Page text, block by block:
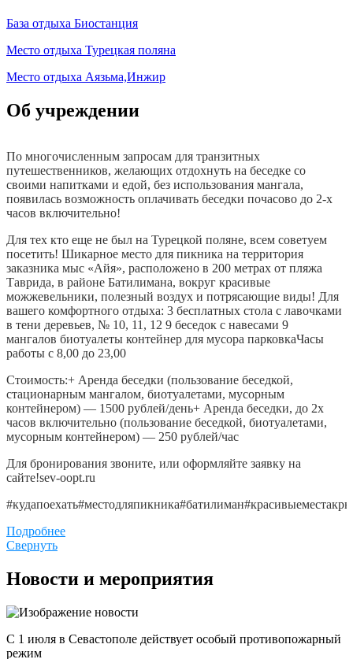
База отдыха Биостанция
Место отдыха Турецкая поляна
Место отдыха Аязьма,Инжир
Об учреждении
По многочисленным запросам для транзитных
путешественников, желающих отдохнуть на беседке со
своими напитками и едой, без использования мангала,
появилась возможность оплачивать беседки почасово до 2-х
часов включительно!
Для тех кто еще не был на Турецкой поляне, всем советуем
посетить! Шикарное место для пикника на территория
заказника мыс «Айя», расположено в 200 метрах от пляжа
Таврида, в районе Батилимана, вокруг красивые
можжевельники, полезный воздух и потрясающие виды! Для
вашего комфортного отдыха: 3 бесплатных стола с лавочками
в тени деревьев, № 10, 11, 12 9 беседок с навесами 9
мангалов биотуалеты контейнер для мусора парковкаЧасы
работы с 8,00 до 23,00
Стоимость:+ Аренда беседки (пользование беседкой,
стационарным мангалом, биотуалетами, мусорным
контейнером) — 1500 рублей/день+ Аренда беседки, до 2х
часов включительно (пользование беседкой, биотуалетами,
мусорным контейнером) — 250 рублей/час
Для бронирования звоните, или оформляйте заявку на
сайте!sev-oopt.ru
Подробнее
Свернуть
Новости и мероприятия
С 1 июля в Севастополе действует особый противопожарный
режим